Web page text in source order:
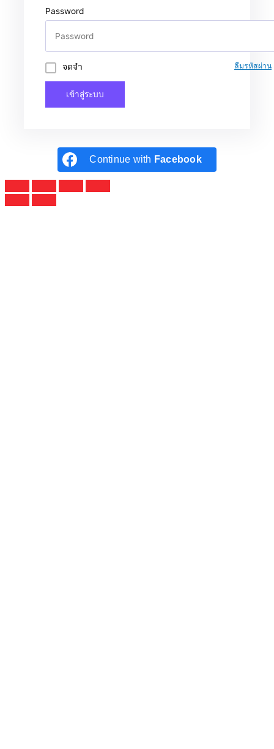
Password
จดจำ ลืมรหัสผ่าน
เข้าสู่ระบบ
Continue with Facebook